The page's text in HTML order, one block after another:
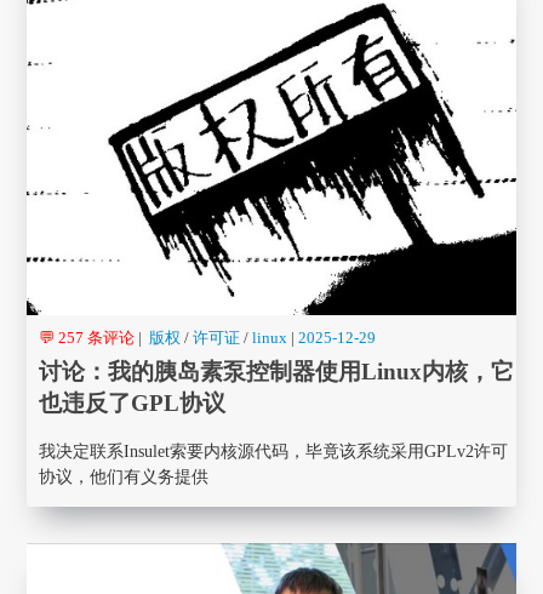
💬 257 条评论 | 版权 / 许可证 / linux |2025-12-29
讨论：我的胰岛素泵控制器使用Linux内核，它
也违反了GPL协议
我决定联系Insulet索要内核源代码，毕竟该系统采用GPLv2许可
协议，他们有义务提供